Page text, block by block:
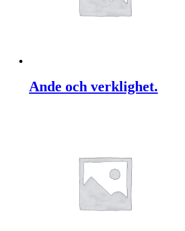
Ande och verklighet.